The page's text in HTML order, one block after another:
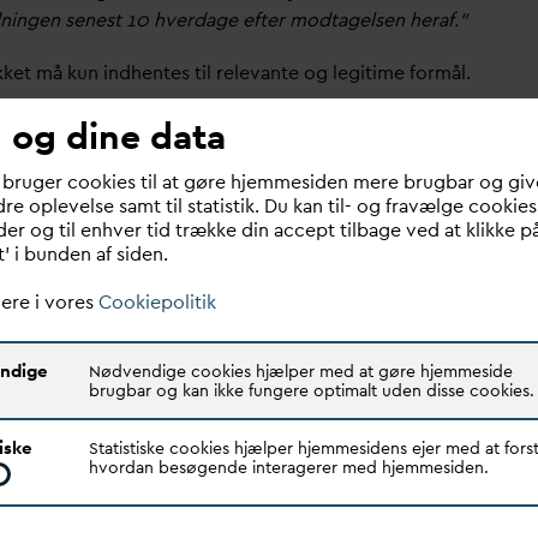
senest 10 hverdage efter modtagelsen heraf."
må kun indhentes til relevante og legitime formål.
As holdning, at samtykke kan indhentes til de
som er nævnt nedenfor i udkastet til
i det omfang, det er relevant. Dvs. at der
konkret samtykkeerklæring skal tages stilling til, om
samtykke til alle tre punkter eller nogle færre
nummeret i forbindelse med inddrivelse. Et
en kunde har givet samtykke til behandling af CPR-
må behandlingen kun omfatte den behandling, som
og dine data
bruger cookies til at gøre hjemmesiden mere brugbar og
oplevelse samt til statistik. Du kan til- og fravælge cookies
og til enhver tid trække din accept tilbage ved at klikke
i bunden af siden.
i voresCookiepolitik
Nødvendige cookies hjælper med at gøre hjemmeside
brugbar og kan ikke fungere optimalt uden disse cookies.
Statistiske cookies hjælper hjemmesidens ejer med at
hvordan besøgende interagerer med hjemmesiden.